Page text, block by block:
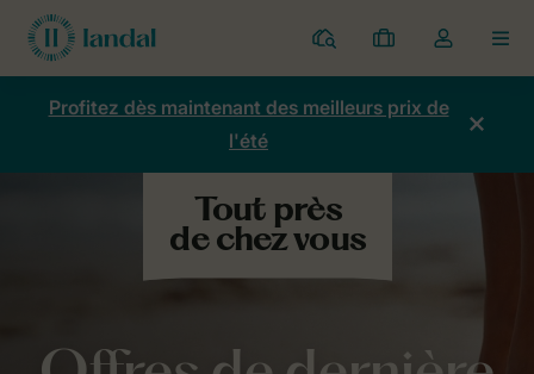
Parcs
Mes
réservations
Toggle
the
my
account
Profitez dès maintenant des meilleurs prix de
l'été